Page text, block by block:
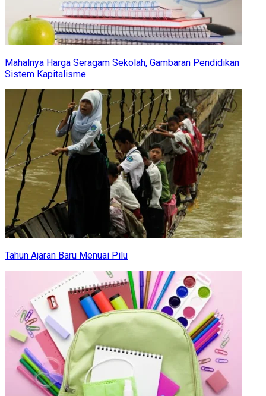
Mahalnya Harga Seragam Sekolah, Gambaran Pendidikan
Sistem Kapitalisme
Tahun Ajaran Baru Menuai Pilu